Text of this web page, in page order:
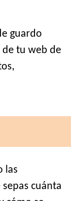
guardo
tu web de
las
cuánta